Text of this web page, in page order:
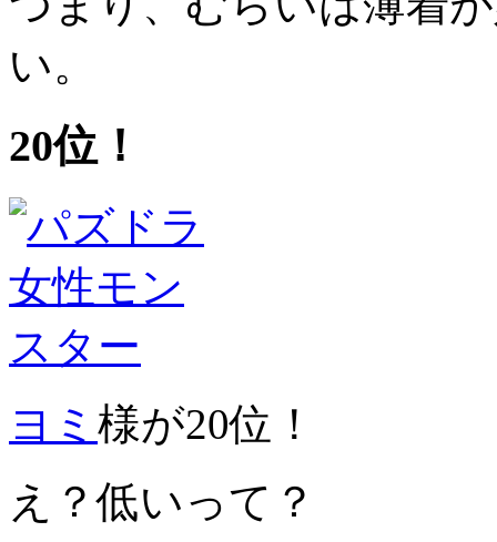
い。
20位！
ヨミ 様が20位！
え？低いって？